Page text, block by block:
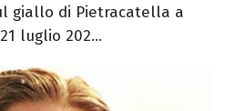
giallo di Pietracatella a
luglio 202...